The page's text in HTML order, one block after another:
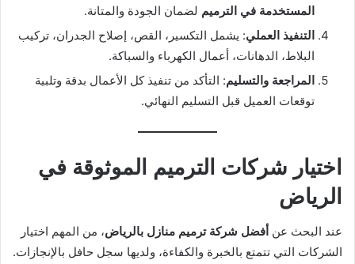
المستخدمة في الترميم لضمان الجودة والمتانة.
التنفيذ العملي: يشمل التكسير، القص، إصلاح الجدران، تركيب
البلاط، الدهانات، أعمال الكهرباء والسباكة.
المراجعة والتسليم: التأكد من تنفيذ كل الأعمال بدقة وتلبية
توقعات العميل قبل التسليم النهائي.
اختيار شركات الترميم الموثوقة في
الرياض
عند البحث عن أفضل شركة ترميم منازل بالرياض، من المهم اختيار
الشركات التي تتمتع بالخبرة والكفاءة، ولديها سجل حافل بالإنجازات.